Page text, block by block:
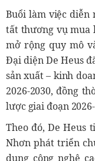
Buổi làm việc diễn
tất thương vụ mua
mở rộng quy mô
Đại diện De Heus
sản xuất – kinh
2026-2030, đồng
lược giai đoạn
Theo đó, De Heus
Nhơn phát triển
dụng công nghệ